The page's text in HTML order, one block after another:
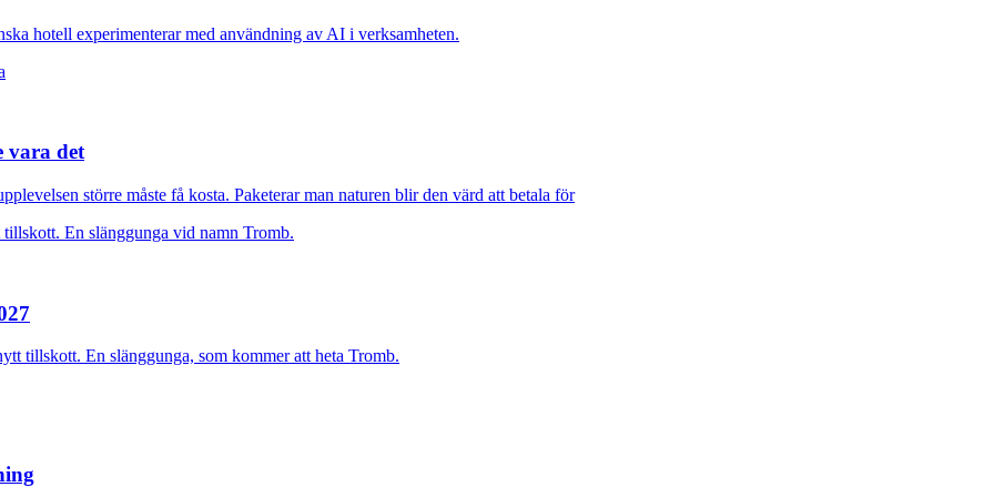
hotell experimenterar med användning av AI i verksamheten.
vara det
större måste få kosta. Paketerar man naturen blir den värd att betala för
tillskott. En slänggunga, som kommer att heta Tromb.